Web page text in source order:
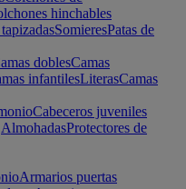
hinchables
SomieresPatas de
doblesCamas
infantilesLiterasCamas
Cabeceros juveniles
AlmohadasProtectores de
Armarios puertas